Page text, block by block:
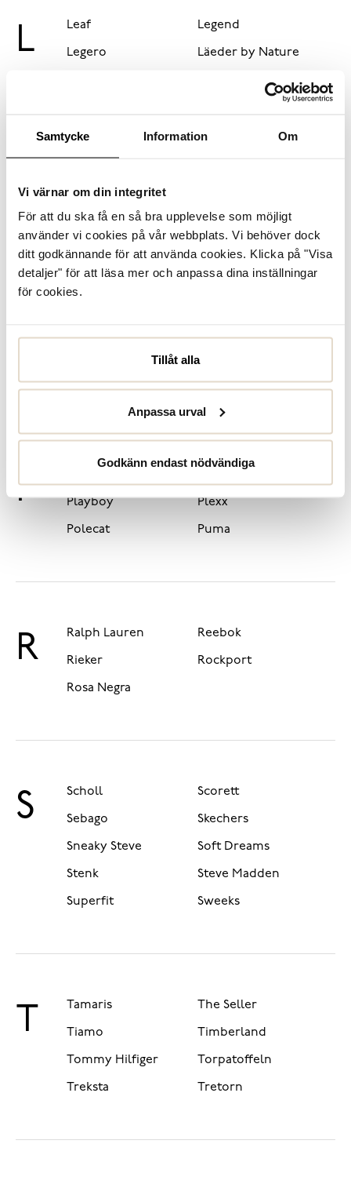
Samtycke Information Om
Vi värnar om din integritet
För att du ska få en så bra upplevelse som möjligt
använder vi cookies på vår webbplats. Vi behöver dock
ditt godkännande för att använda cookies. Klicka på "Visa
detaljer" för att läsa mer och anpassa dina inställningar
för cookies.
Tillåt alla
Anpassa urval
Godkänn endast nödvändiga
L Leaf Legend
Legero Läeder by Nature
M Marstrand
New Balance
P Playboy Plexx
Polecat Puma
R Ralph Lauren Reebok
Rieker Rockport
Rosa Negra
S Scholl Scorett
Sebago Skechers
Sneaky Steve Soft Dreams
Stenk Steve Madden
Superfit Sweeks
T Tamaris The Seller
Tiamo Timberland
Tommy Hilfiger Torpatoffeln
Treksta Tretorn